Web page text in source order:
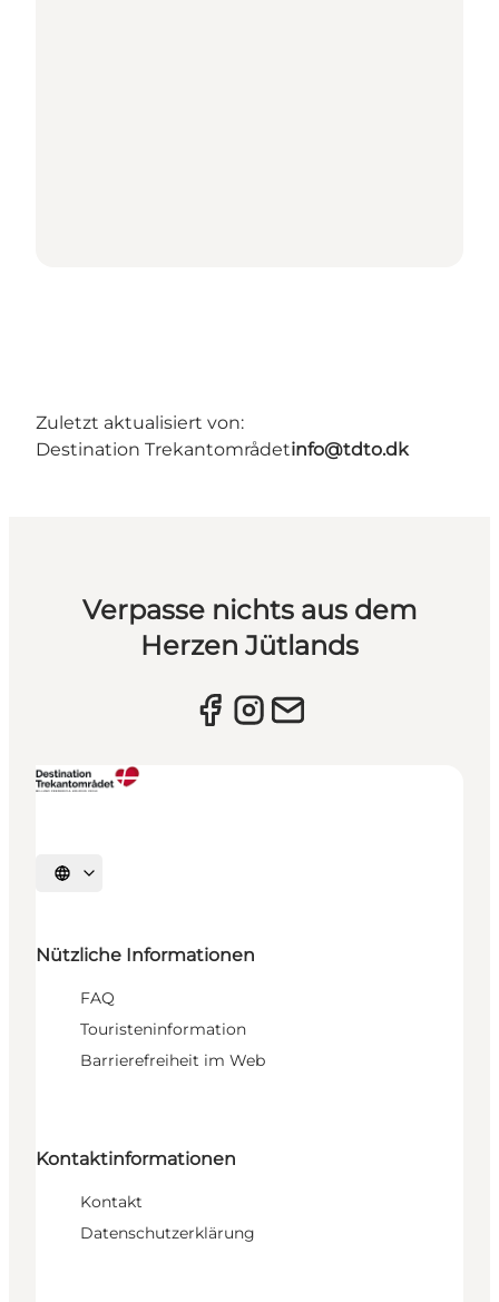
Zuletzt aktualisiert von:
Destination Trekantområdetinfo@tdto.dk
Verpasse nichts aus dem
Herzen Jütlands
Sprache auswählen
Nützliche Informationen
FAQ
Touristeninformation
Barrierefreiheit im Web
Kontaktinformationen
Kontakt
Datenschutzerklärung